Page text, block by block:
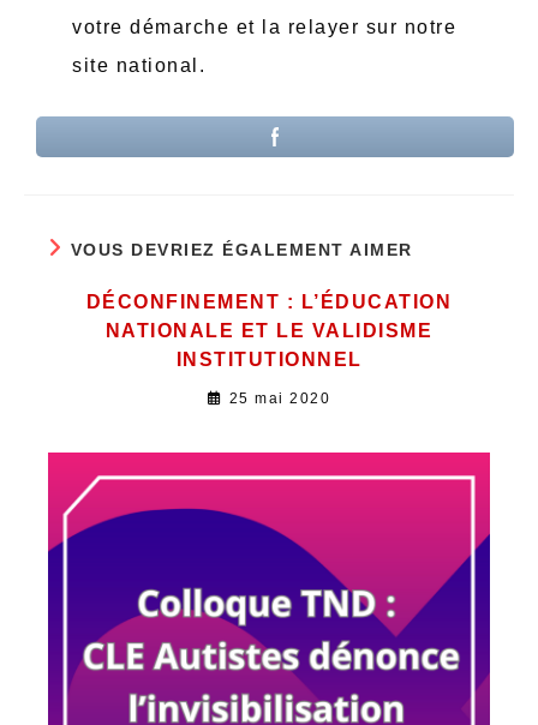
votre démarche et la relayer sur notre
site national.
VOUS DEVRIEZ ÉGALEMENT AIMER
DÉCONFINEMENT : L’ÉDUCATION
NATIONALE ET LE VALIDISME
INSTITUTIONNEL
25 mai 2020